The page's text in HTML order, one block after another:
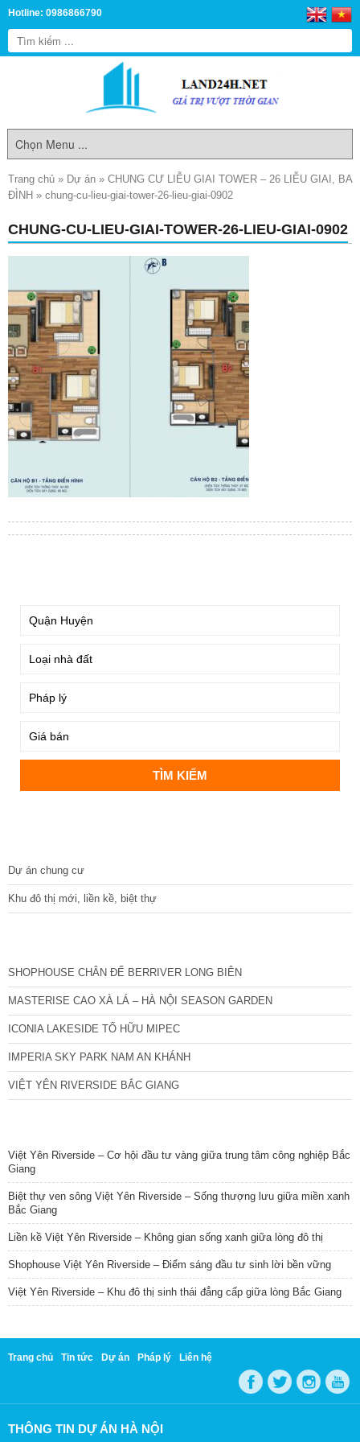
Hotline: 0986866790
Trang chủ » Dự án » CHUNG CƯ LIỄU GIAI TOWER – 26 LIỄU GIAI, BA
ĐÌNH » chung-cu-lieu-giai-tower-26-lieu-giai-0902
CHUNG-CU-LIEU-GIAI-TOWER-26-LIEU-GIAI-0902
Dự án chung cư
Khu đô thị mới, liền kề, biệt thự
SHOPHOUSE CHÂN ĐẾ BERRIVER LONG BIÊN
MASTERISE CAO XÀ LÁ – HÀ NỘI SEASON GARDEN
ICONIA LAKESIDE TỐ HỮU MIPEC
IMPERIA SKY PARK NAM AN KHÁNH
VIỆT YÊN RIVERSIDE BẮC GIANG
Việt Yên Riverside – Cơ hội đầu tư vàng giữa trung tâm công nghiệp Bắc
Giang
Biệt thự ven sông Việt Yên Riverside – Sống thượng lưu giữa miền xanh
Bắc Giang
Liền kề Việt Yên Riverside – Không gian sống xanh giữa lòng đô thị
Shophouse Việt Yên Riverside – Điểm sáng đầu tư sinh lời bền vững
Việt Yên Riverside – Khu đô thị sinh thái đẳng cấp giữa lòng Bắc Giang
Trang chủ Tin tức Dự án Pháp lý Liên hệ
THÔNG TIN DỰ ÁN HÀ NỘI